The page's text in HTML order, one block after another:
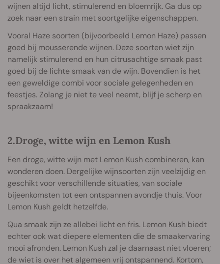
wijnen altijd licht, stimulerend en bloemrijk. Ga dus op
zoek naar een strain met soortgelijke eigenschappen.
Vooral Haze soorten (bijvoorbeeld Lemon Haze) passen
goed bij mousserende wijnen. Deze soorten wiet zijn
namelijk stimulerend en hun citrusachtige smaak past
goed bij de lichte smaak van de wijn. Bovendien is het
een geweldige combi voor sociale gelegenheden en
feestjes. Zolang je niet te veel neemt, blijf je scherp en
spraakzaam!
2.Droge, witte wijn en Lemon Kush
Een droge, witte wijn met Lemon Kush combineren, kan
wonderen doen. Dergelijke wijnsoorten zijn veelzijdig en
geschikt voor verschillende situaties, van sociale
bijeenkomsten tot een ontspannen avondje thuis. Voor
Lemon Kush geldt hetzelfde.
Qua smaak zijn ze allebei licht en fris. Lemon Kush biedt
echter ook wat diepere elementen die de smaakervaring
mooi afronden. Lemon Kush zal je daarnaast niet vloeren;
de wiet is over het algemeen vrij ontspannend. Kortom,